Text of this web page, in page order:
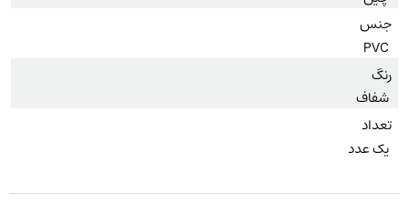
جنس
PVC
رنگ
شفاف
تعداد
یک عدد